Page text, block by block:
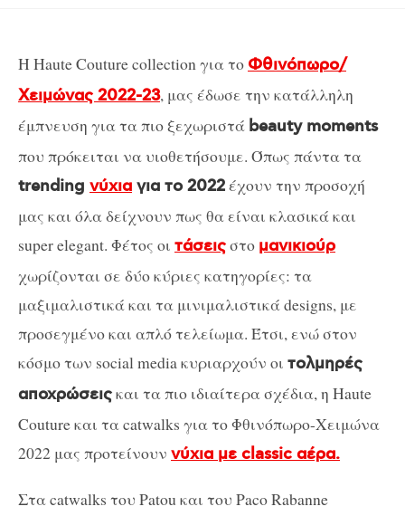
Η Haute Couture collection για το Φθινόπωρο/
Χειμώνας 2022-23, μας έδωσε την κατάλληλη
έμπνευση για τα πιο ξεχωριστά beauty moments
που πρόκειται να υιοθετήσουμε. Όπως πάντα τα
trending νύχια για το 2022έχουν την προσοχή
μας και όλα δείχνουν πως θα είναι κλασικά και
super elegant. Φέτος οι τάσειςστο μανικιούρ
χωρίζονται σε δύο κύριες κατηγορίες: τα
μαξιμαλιστικά και τα μινιμαλιστικά designs, με
προσεγμένο και απλό τελείωμα. Έτσι, ενώ στον
κόσμο των social media κυριαρχούν οι τολμηρές
αποχρώσειςκαι τα πιο ιδιαίτερα σχέδια, η Haute
Couture και τα catwalks για το Φθινόπωρο-Χειμώνα
2022 μας προτείνουν νύχια με classic αέρα.
Στα catwalks του Patou και του Paco Rabanne